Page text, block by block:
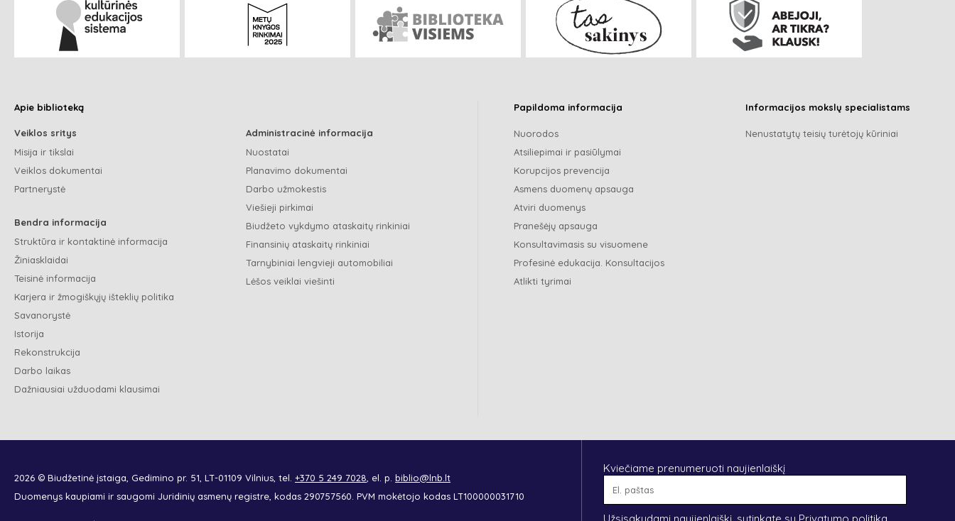
Apie biblioteką
Veiklos sritys
Misija ir tikslai
Veiklos dokumentai
Partnerystė
Bendra informacija
Struktūra ir kontaktinė informacija
Žiniasklaidai
Teisinė informacija
Karjera ir žmogiškųjų išteklių politika
Savanorystė
Istorija
Rekonstrukcija
Darbo laikas
Dažniausiai užduodami klausimai
Administracinė informacija
Nuostatai
Planavimo dokumentai
Darbo užmokestis
Viešieji pirkimai
Biudžeto vykdymo ataskaitų rinkiniai
Finansinių ataskaitų rinkiniai
Tarnybiniai lengvieji automobiliai
Lėšos veiklai viešinti
Papildoma informacija
Nuorodos
Atsiliepimai ir pasiūlymai
Korupcijos prevencija
Asmens duomenų apsauga
Atviri duomenys
Pranešėjų apsauga
Konsultavimasis su visuomene
Profesinė edukacija. Konsultacijos
Atlikti tyrimai
Informacijos mokslų specialistams
Nenustatytų teisių turėtojų kūriniai
2026 © Biudžetinė įstaiga, Gedimino pr. 51, LT-01109 Vilnius, tel. +370 5 249 7028 , el. p. biblio@lnb.lt
Duomenys kaupiami ir saugomi Juridinių asmenų registre, kodas 290757560. PVM mokėtojo kodas LT100000031710
Kviečiame prenumeruoti naujienlaiškį